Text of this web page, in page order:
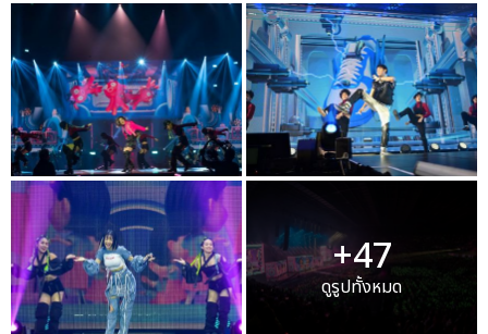
+47
ดูรูปทั้งหมด